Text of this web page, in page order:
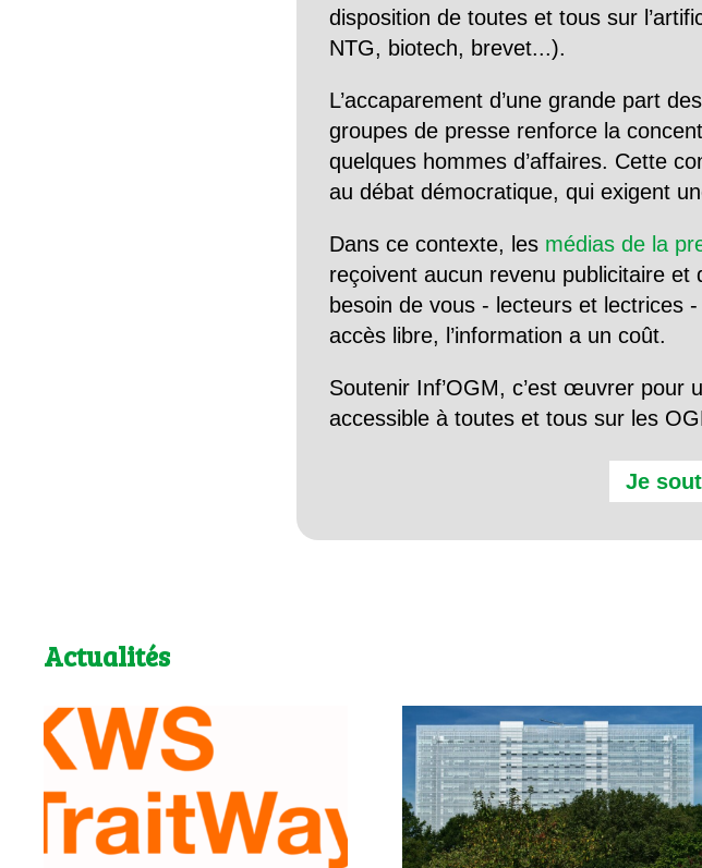
disposition de toutes et tous sur
NTG, biotech, brevet...).
L’accaparement d’une grande part
groupes de presse renforce la
quelques hommes d’affaires. Cette
au débat démocratique, qui exigent
Dans ce contexte, les médias de la
reçoivent aucun revenu publicitaire et
besoin de vous - lecteurs et lectrices
accès libre, l’information a un coût.
Soutenir Inf’OGM, c’est œuvrer pour
accessible à toutes et tous sur les
Je
Actualités